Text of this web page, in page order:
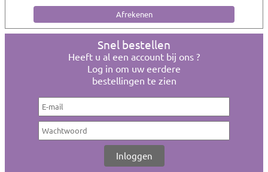
Snel bestellen
Heeft u al een account bij ons ?
Log in om uw eerdere
bestellingen te zien